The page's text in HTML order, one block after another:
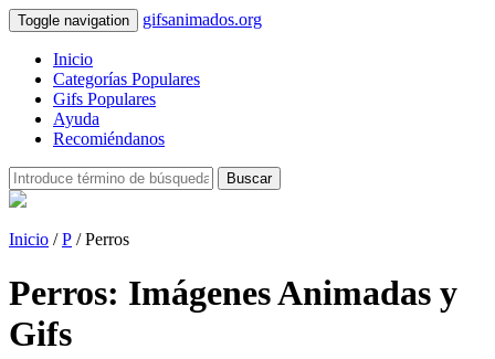
Toggle navigation gifsanimados.org
Inicio
Categorías Populares
Gifs Populares
Ayuda
Recomiéndanos
Buscar
Inicio /P / Perros
Perros: Imágenes Animadas y
Gifs